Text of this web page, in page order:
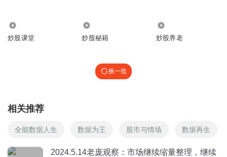
炒股课堂 炒股秘籍 炒股养老
换一批
相关推荐
全能数据人生 数据为王 股市与情场 数据再生
2024.5.14老庞观察：市场继续缩量整理，继续